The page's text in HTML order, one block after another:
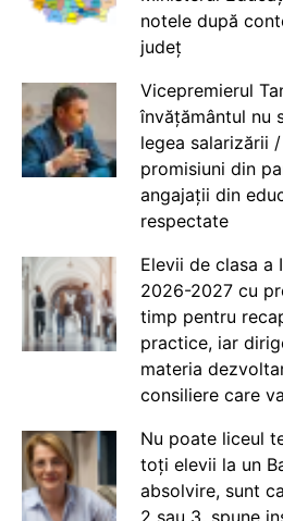
notele după
județ
Vicepremierul
învățământul nu
legea salarizării
promisiuni din
angajații din
respectate
Elevii de clasa a
2026-2027 cu
timp pentru
practice, iar
materia
consiliere care
Nu poate liceul
toți elevii la un
absolvire, sunt
2 sau 3, spune